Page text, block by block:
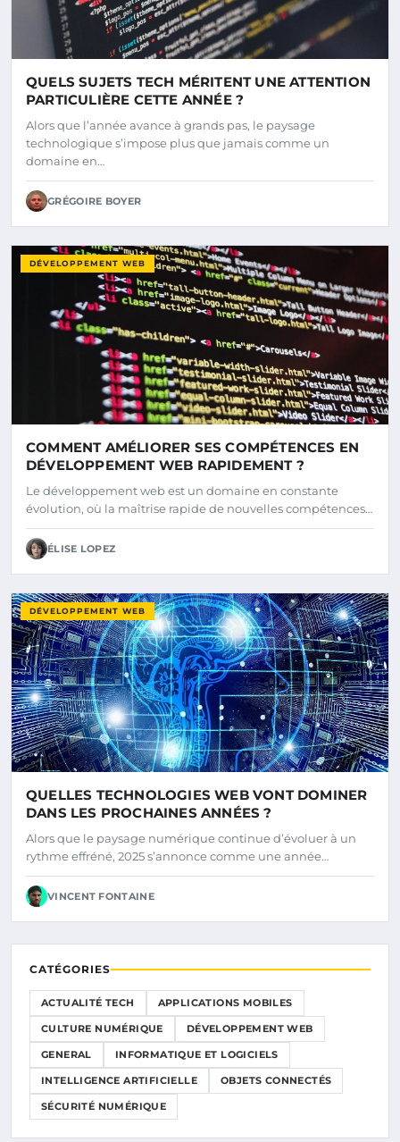
QUELS SUJETS TECH MÉRITENT UNE ATTENTION
PARTICULIÈRE CETTE ANNÉE ?
Alors que l’année avance à grands pas, le paysage
technologique s’impose plus que jamais comme un
domaine en…
GRÉGOIRE BOYER
DÉVELOPPEMENT WEB
COMMENT AMÉLIORER SES COMPÉTENCES EN
DÉVELOPPEMENT WEB RAPIDEMENT ?
Le développement web est un domaine en constante
évolution, où la maîtrise rapide de nouvelles compétences…
ÉLISE LOPEZ
DÉVELOPPEMENT WEB
QUELLES TECHNOLOGIES WEB VONT DOMINER
DANS LES PROCHAINES ANNÉES ?
Alors que le paysage numérique continue d’évoluer à un
rythme effréné, 2025 s’annonce comme une année…
VINCENT FONTAINE
CATÉGORIES
ACTUALITÉ TECH APPLICATIONS MOBILES
CULTURE NUMÉRIQUE DÉVELOPPEMENT WEB
GENERAL INFORMATIQUE ET LOGICIELS
INTELLIGENCE ARTIFICIELLE OBJETS CONNECTÉS
SÉCURITÉ NUMÉRIQUE